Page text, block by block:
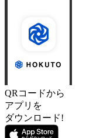
QRコードから
アプリを
ダウンロード!